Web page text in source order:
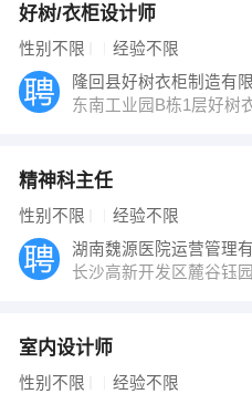
好树/衣柜设计师
性别不限 经验不限
隆回县好树衣柜制造有
东南工业园B栋1层好树
精神科主任
性别不限 经验不限
湖南魏源医院运营管理
长沙高新开发区麓谷钰
室内设计师
性别不限 经验不限